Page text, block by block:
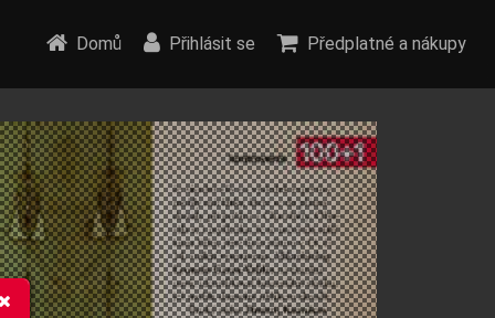
Domů Přihlásit se Předplatné a nákupy